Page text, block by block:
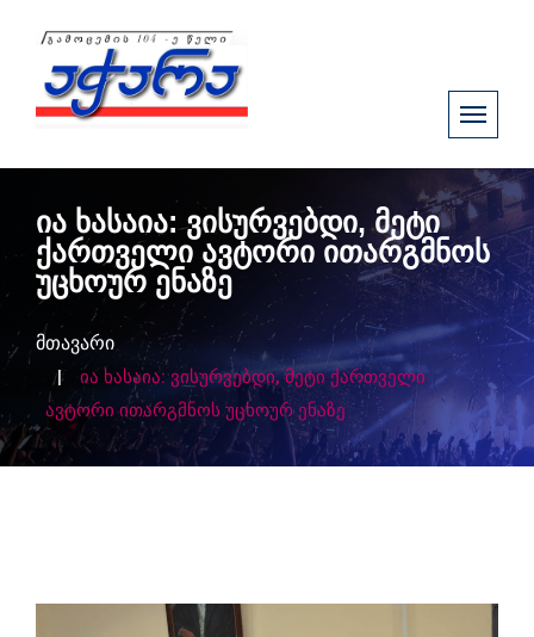
ია ხასაია: ვისურვებდი, მეტი
ქართველი ავტორი ითარგმნოს
უცხოურ ენაზე
მთავარი
ია ხასაია: ვისურვებდი, მეტი ქართველი
ავტორი ითარგმნოს უცხოურ ენაზე